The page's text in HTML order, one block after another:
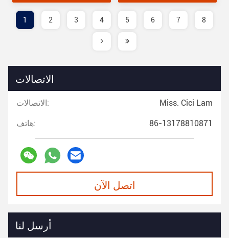
1 2 3 4 5 6 7 8
الاتصالات
الاتصالات: Miss. Cici Lam
هاتف: 86-13178810871
اتصل الآن
أرسل لنا